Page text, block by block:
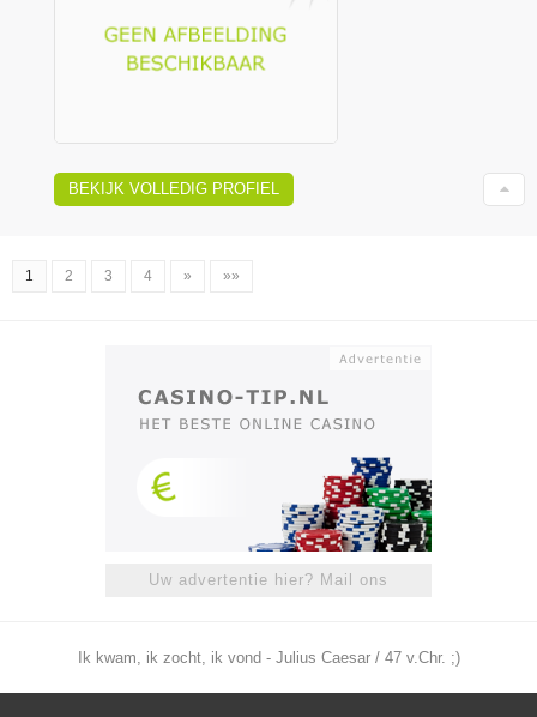
BEKIJK VOLLEDIG PROFIEL
1 2 3 4 » »»
Uw advertentie hier? Mail ons
Ik kwam, ik zocht, ik vond - Julius Caesar / 47 v.Chr. ;)